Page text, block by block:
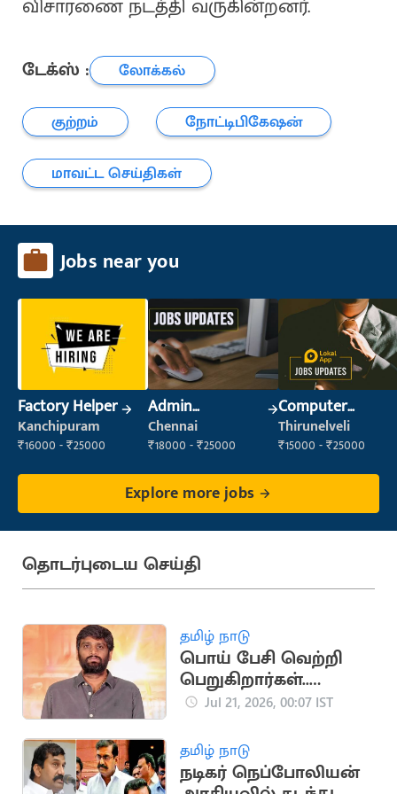
விசாரணை நடத்தி வருகின்றனர்.
டேக்ஸ் :
லோக்கல்
குற்றம்
நோட்டிபிகேஷன்
மாவட்ட செய்திகள்
Jobs near you
Factory Helper
Kanchipuram
₹16000 - ₹25000
Admin
Supervisor
Chennai
₹18000 - ₹25000
Computer
Operator
Thirunelveli
₹15000 - ₹25000
Explore more jobs
தொடர்புடைய செய்தி
தமிழ் நாடு
பொய் பேசி வெற்றி
பெறுகிறார்கள்..
ஹெச்.வினோத்
Jul 21, 2026, 00:07 IST
தமிழ் நாடு
நடிகர் நெப்போலியன்